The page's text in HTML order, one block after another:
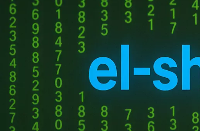
НОВЫЕ КОММЕНТАРИИ
Vlad Zorky к записи
Недорогие
маршрутизаторы с поддержкой Wi-Fi 7:
TP-Link 7DR7270 и 7DR7290.
Сева к записи
Недорогие
маршрутизаторы с поддержкой Wi-Fi 7:
TP-Link 7DR7270 и 7DR7290.
Кириллк записи
«М.Видео-
Эльдорадо» открыла магазин в новой
концепции и совместно со Sber